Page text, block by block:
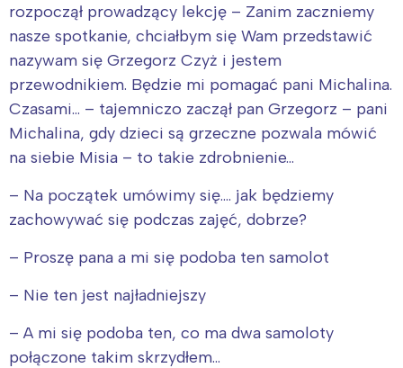
rozpoczął prowadzący lekcję – Zanim zaczniemy
nasze spotkanie, chciałbym się Wam przedstawić
nazywam się Grzegorz Czyż i jestem
przewodnikiem. Będzie mi pomagać pani Michalina.
Czasami… – tajemniczo zaczął pan Grzegorz – pani
Michalina, gdy dzieci są grzeczne pozwala mówić
na siebie Misia – to takie zdrobnienie…
– Na początek umówimy się…. jak będziemy
zachowywać się podczas zajęć, dobrze?
– Proszę pana a mi się podoba ten samolot
– Nie ten jest najładniejszy
– A mi się podoba ten, co ma dwa samoloty
połączone takim skrzydłem…